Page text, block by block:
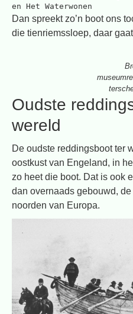
en Het Waterwonen
Dan spreekt zo’n boot ons
die tienriemssloep, daar
Oudste
wereld
De oudste reddingsboot ter
oostkust van Engeland, in
zo heet die boot. Dat is ook
dan overnaads gebouwd,
noorden van Europa.